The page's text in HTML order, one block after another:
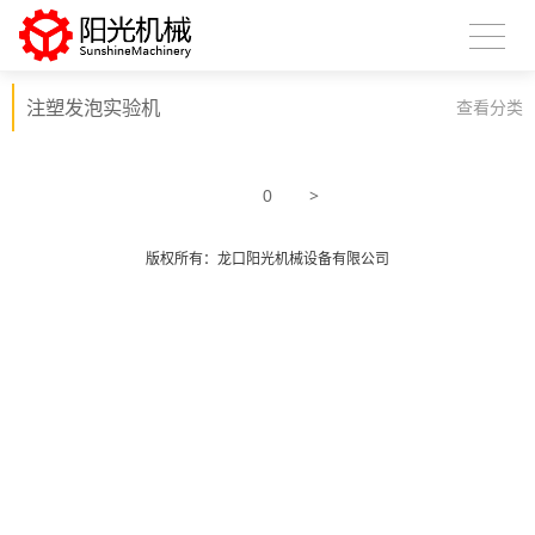
注塑发泡实验机 查看分类
0 >
版权所有：龙口阳光机械设备有限公司